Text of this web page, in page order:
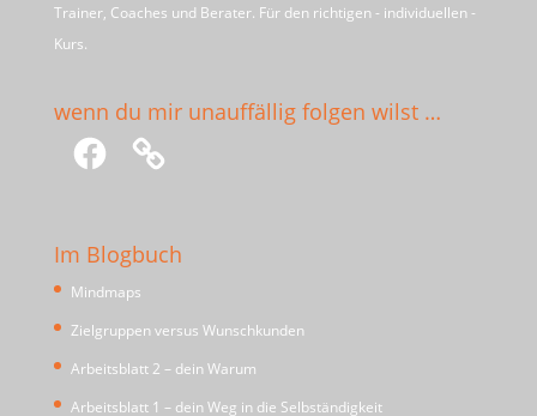
Trainer, Coaches und Berater. Für den richtigen - individuellen -
Kurs.
wenn du mir unauffällig folgen wilst …
Facebook
Im Blogbuch
Mindmaps
Zielgruppen versus Wunschkunden
Arbeitsblatt 2 – dein Warum
Arbeitsblatt 1 – dein Weg in die Selbständigkeit